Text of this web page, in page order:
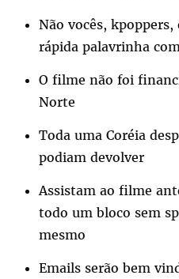
Não vocês,
rápida palavrinha
O filme não foi
Norte
Toda uma Coréia
podiam devolver
Assistam ao filme
todo um bloco sem
mesmo
Emails serão bem